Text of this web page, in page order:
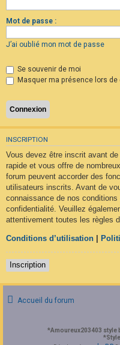
i
p
t
o
F
Q
Mot de passe :
J’ai oublié mon mot de passe
Se souvenir de moi
Masquer ma présence lors
INSCRIPTION
Vous devez être inscrit avant
rapide et vous offre de
forum peuvent accorder des
utilisateurs inscrits. Avant de
connaissance de nos
confidentialité. Veuillez
attentivement toutes les règles
Conditions d’utilisation
Inscription
Accueil du forum
*Amoureux203403 style
*